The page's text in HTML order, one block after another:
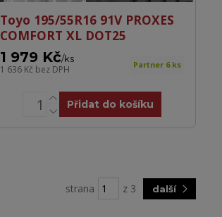
Toyo 195/55R16 91V PROXES
COMFORT XL DOT25
1 979 Kč/ks
1 636 Kč bez DPH Partner 6 ks
Přidat do košíku
strana z 3 další